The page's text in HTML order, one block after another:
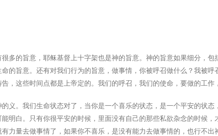
多的旨意，耶稣基督上十字架也是神的旨意。神的旨意如果细分，
的旨意。还有对我们行为的旨意，做事情，你被呼召做什么？我被
这些时间点都是上帝定的。我们的呼召，我们的使命，要做的工作
义。我们生命状态对了，当你是一个喜乐的状态，是一个平安的状态
明白。只有你很平安的时候，里面没有自己的那些私欲杂念的时候
力量去做事情了，如果你不喜乐，是没有能力去做事情的，也行不